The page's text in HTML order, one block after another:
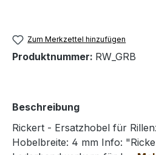
Zum Merkzettel hinzufügen
Produktnummer: RW_GRB
Beschreibung
Rickert - Ersatzhobel für
Hobelbreite: 4 mm Info: